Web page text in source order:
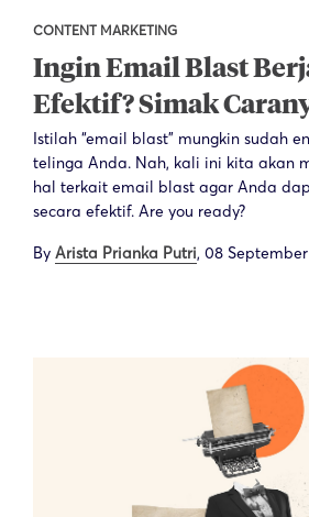
CONTENT MARKETING
Ingin Email Blast
Efektif? Simak
Istilah “email blast” mungkin sudah
telinga Anda. Nah, kali ini kita akan
hal terkait email blast agar Anda
secara efektif. Are you ready?
By Arista Prianka Putri, 08 September